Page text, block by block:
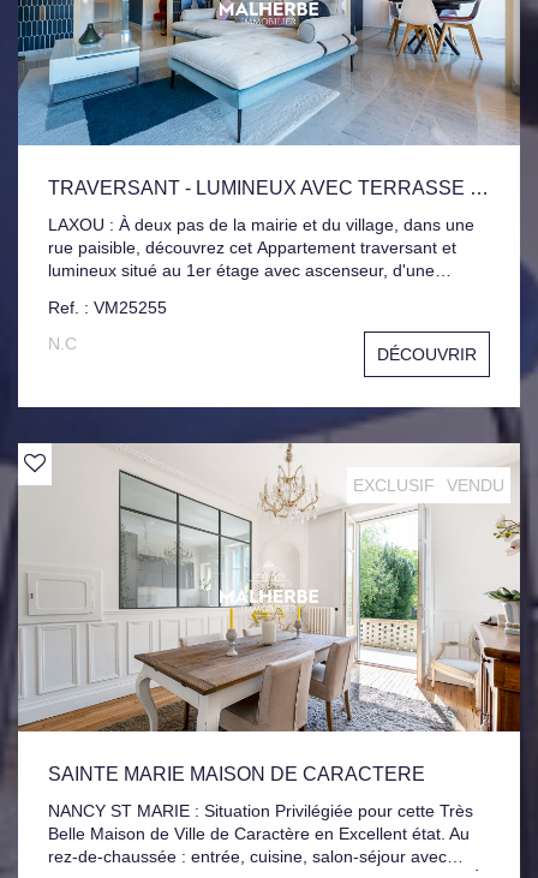
TRAVERSANT - LUMINEUX AVEC TERRASSE ET BOX
LAXOU : À deux pas de la mairie et du village, dans une
rue paisible, découvrez cet Appartement traversant et
lumineux situé au 1er étage avec ascenseur, d'une
des propriétaires. Composé d'une entrée avec placard,
cuisine équipée, séjour avec accès direct à la Terrasse
exposée ouest, accessible également depuis la cuisine.
L'espace nuit, bien séparé, comprend 3 chambres, ainsi
que 2 salles d'eau. Appartement en excellent état général.
Un box, une cave et jardin Collectif complètent ce bien.
Ref. : VM25255
N.C
DÉCOUVRIR
EXCLUSIF VENDU
SAINTE MARIE MAISON DE CARACTERE
NANCY ST MARIE : Situation Privilégiée pour cette Très
Belle Maison de Ville de Caractère en Excellent état. Au
rez-de-chaussée : entrée, cuisine, salon-séjour avec